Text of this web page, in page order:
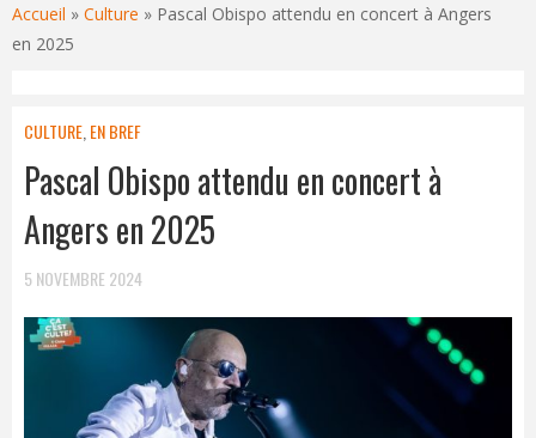
Accueil » Culture » Pascal Obispo attendu en concert à Angers
en 2025
CULTURE EN BREF
Pascal Obispo attendu en concert à
Angers en 2025
5 NOVEMBRE 2024